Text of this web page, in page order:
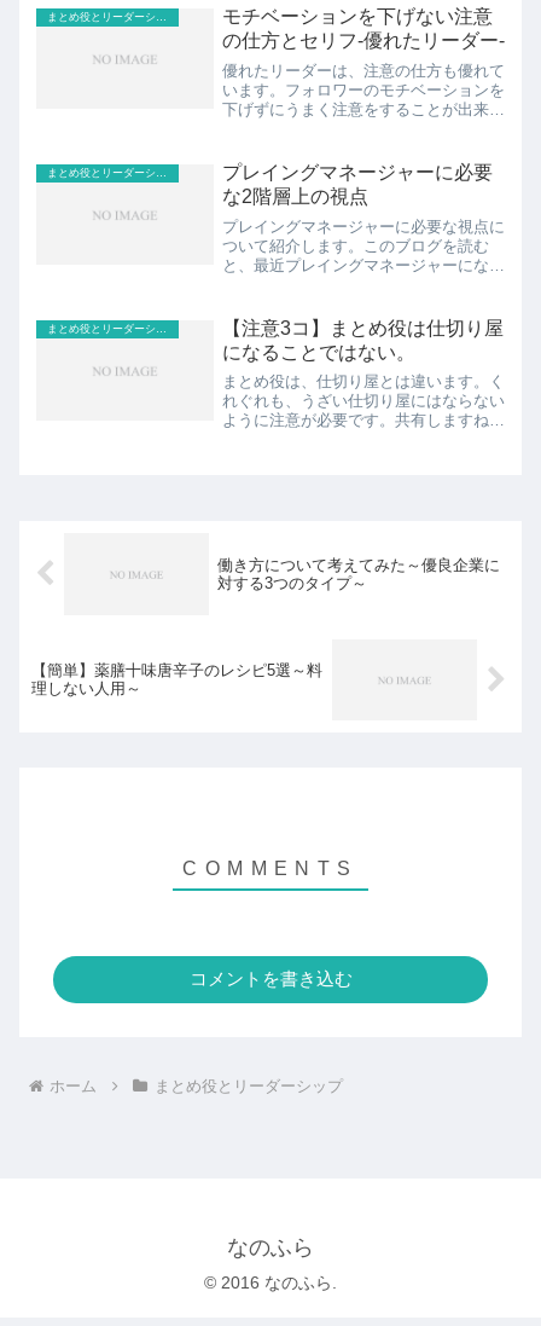
ためのちょっとしたヒントを得ることが
出来ます。見出し1.ナイ...
まとめ役とリーダーシップ
モチベーションを下げない注意
の仕方とセリフ-優れたリーダー-
優れたリーダーは、注意の仕方も優れて
います。フォロワーのモチベーションを
下げずにうまく注意をすることが出来ま
ションを下げない注意の仕方の手順と、
その時のセリフのヒントが...
まとめ役とリーダーシップ
プレイングマネージャーに必要
な2階層上の視点
プレイングマネージャーに必要な視点に
ついて紹介します。このブログを読む
と、最近プレイングマネージャーになっ
2.プレイングマネージャーの視点3.プレ
イングマネージャーの...
【注意3コ】まとめ役は仕切り屋
になることではない。
まとめ役は、仕切り屋とは違います。く
れぐれも、うざい仕切り屋にはならない
ように注意が必要です。共有しますね。
働き方について考えてみた～優良企業に
対する3つのタイプ～
【簡単】薬膳十味唐辛子のレシピ5選～料
理しない人用～
コメントを書き込む
ホーム まとめ役とリーダーシップ
なのふら
© 2016 なのふら.